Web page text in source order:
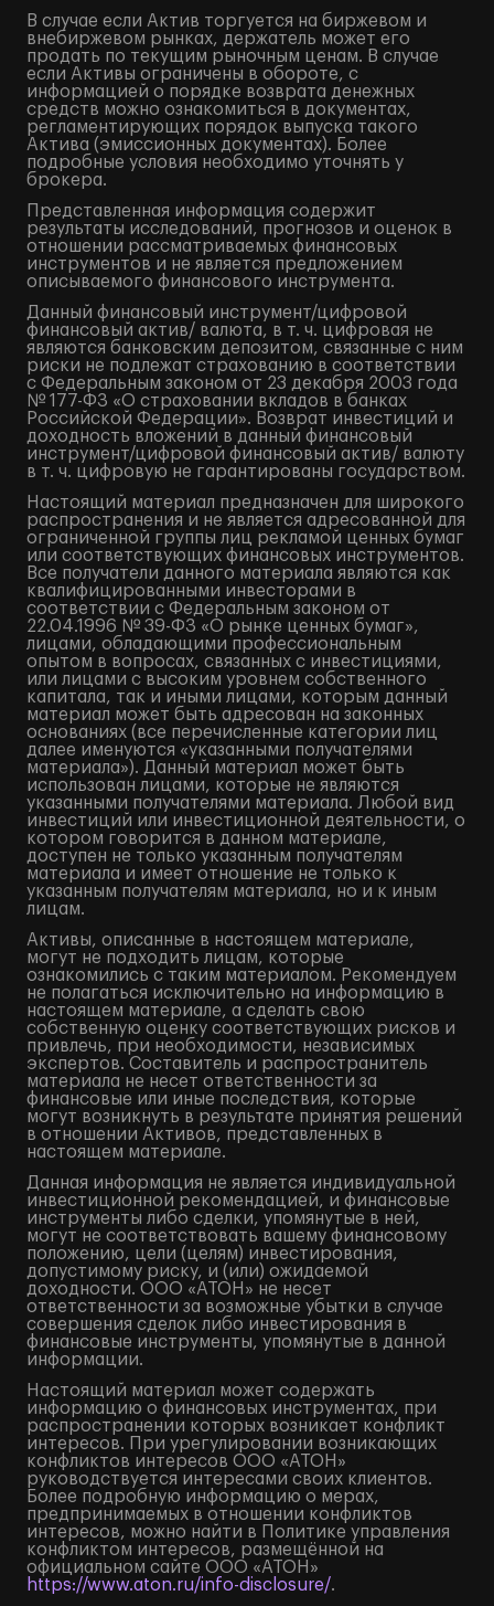
В случае если Актив торгуется на биржевом и
внебиржевом рынках, держатель может его
продать по текущим рыночным ценам. В случае
если Активы ограничены в обороте, с
информацией о порядке возврата денежных
средств можно ознакомиться в документах,
регламентирующих порядок выпуска такого
Актива (эмиссионных документах). Более
подробные условия необходимо уточнять у
брокера.
Представленная информация содержит
результаты исследований, прогнозов и оценок в
отношении рассматриваемых финансовых
инструментов и не является предложением
описываемого финансового инструмента.
Данный финансовый инструмент/цифровой
финансовый актив/ валюта, в т. ч. цифровая не
являются банковским депозитом, связанные с ним
риски не подлежат страхованию в соответствии
с Федеральным законом от 23 декабря 2003 года
№ 177-ФЗ «О страховании вкладов в банках
Российской Федерации». Возврат инвестиций и
доходность вложений в данный финансовый
инструмент/цифровой финансовый актив/ валюту
в т. ч. цифровую не гарантированы государством.
Настоящий материал предназначен для широкого
распространения и не является адресованной для
ограниченной группы лиц рекламой ценных бумаг
или соответствующих финансовых инструментов.
Все получатели данного материала являются как
квалифицированными инвесторами в
соответствии с Федеральным законом от
22.04.1996 № 39-ФЗ «О рынке ценных бумаг»,
лицами, обладающими профессиональным
опытом в вопросах, связанных с инвестициями,
или лицами с высоким уровнем собственного
капитала, так и иными лицами, которым данный
материал может быть адресован на законных
основаниях (все перечисленные категории лиц
далее именуются «указанными получателями
материала»). Данный материал может быть
использован лицами, которые не являются
указанными получателями материала. Любой вид
инвестиций или инвестиционной деятельности, о
котором говорится в данном материале,
доступен не только указанным получателям
материала и имеет отношение не только к
указанным получателям материала, но и к иным
лицам.
Активы, описанные в настоящем материале,
могут не подходить лицам, которые
ознакомились с таким материалом. Рекомендуем
не полагаться исключительно на информацию в
настоящем материале, а сделать свою
собственную оценку соответствующих рисков и
привлечь, при необходимости, независимых
экспертов. Составитель и распространитель
материала не несет ответственности за
финансовые или иные последствия, которые
могут возникнуть в результате принятия решений
в отношении Активов, представленных в
настоящем материале.
Данная информация не является индивидуальной
инвестиционной рекомендацией, и финансовые
инструменты либо сделки, упомянутые в ней,
могут не соответствовать вашему финансовому
положению, цели (целям) инвестирования,
допустимому риску, и (или) ожидаемой
доходности. ООО «АТОН» не несет
ответственности за возможные убытки в случае
совершения сделок либо инвестирования в
финансовые инструменты, упомянутые в данной
информации.
Настоящий материал может содержать
информацию о финансовых инструментах, при
распространении которых возникает конфликт
интересов. При урегулировании возникающих
конфликтов интересов ООО «АТОН»
руководствуется интересами своих клиентов.
Более подробную информацию о мерах,
предпринимаемых в отношении конфликтов
интересов, можно найти в Политике управления
конфликтом интересов, размещённой на
официальном сайте ООО «АТОН»
https://www.aton.ru/info-disclosure/.